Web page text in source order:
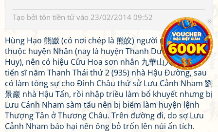
Tạo bởi tôn tiền tửvào 23/02/2014 09:52
Hùng Hạo 熊皦 (có nơi chép là 熊皎) người núi Cửu Hoa,
thuộc huyện Nhân (nay là huyện Thanh Dương, tỉnh An
Huy), nên có hiệu Cửu Hoa sơn nhân 九華山人. Ông đỗ
tiến sĩ năm Thanh Thái thứ 2 (935) nhà Hậu Đường, sau
có làm tòng sự cho Đình Châu thứ sử Lưu Cảnh Nham 劉
景巖 nhà Hậu Tấn, rồi nhập triều làm bổ khuyết nhưng bị
Lưu Cảnh Nham sàm tấu nên bị biếm làm huyện lệnh
Thượng Tân ở Thương Châu. Trên đường đi, do sợ Lưu
Cảnh Nham báo hại nên ông bỏ trốn lên núi ẩn tích.